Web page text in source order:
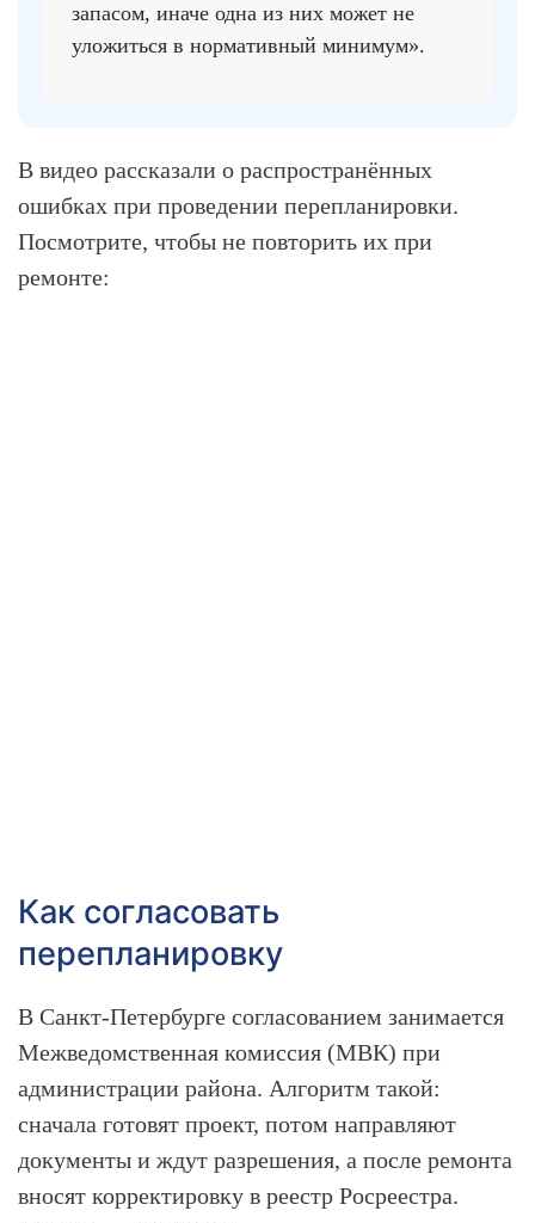
запасом, иначе одна из них может не
уложиться в нормативный минимум».
В видео рассказали о распространённых
ошибках при проведении перепланировки.
Посмотрите, чтобы не повторить их при
ремонте:
Как согласовать
перепланировку
В Санкт-Петербурге согласованием занимается
Межведомственная комиссия (МВК) при
администрации района. Алгоритм такой:
сначала готовят проект, потом направляют
документы и ждут разрешения, а после ремонта
вносят корректировку в реестр Росреестра.